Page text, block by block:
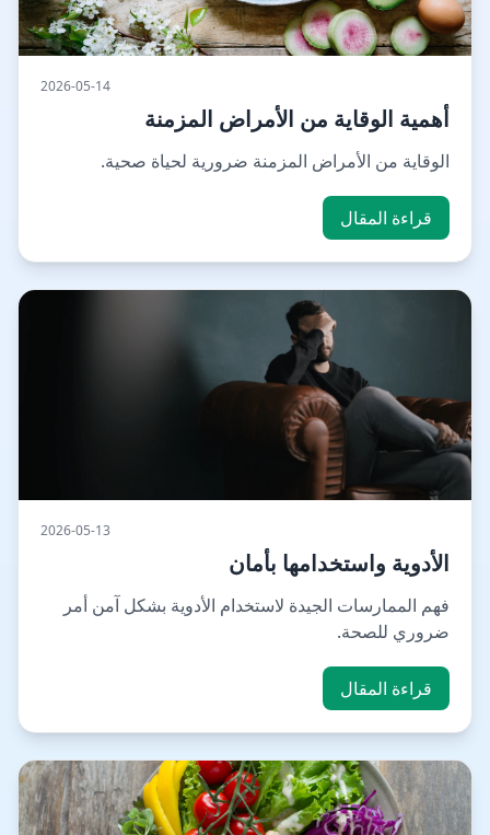
2026-05-14
أهمية الوقاية من الأمراض المزمنة
الوقاية من الأمراض المزمنة ضرورية لحياة صحية.
قراءة المقال
2026-05-13
الأدوية واستخدامها بأمان
فهم الممارسات الجيدة لاستخدام الأدوية بشكل آمن أمر
ضروري للصحة.
قراءة المقال